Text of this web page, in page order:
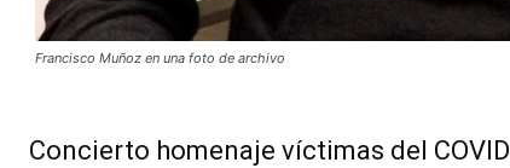
Francisco Muñoz en una foto de archivo
Concierto homenaje víctimas del COVID